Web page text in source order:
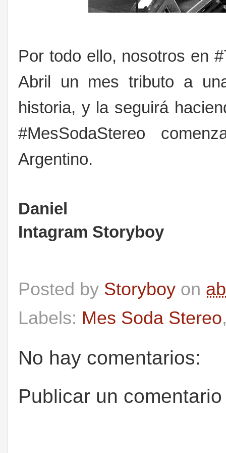
Por todo ello, nosotros en
Abril un mes tributo a
historia, y la seguirá
#MesSodaStereo
Argentino.
Daniel
Intagram Storyboy
Posted by Storyboy on
Labels: Mes Soda Stereo
No hay comentarios:
Publicar un comentario